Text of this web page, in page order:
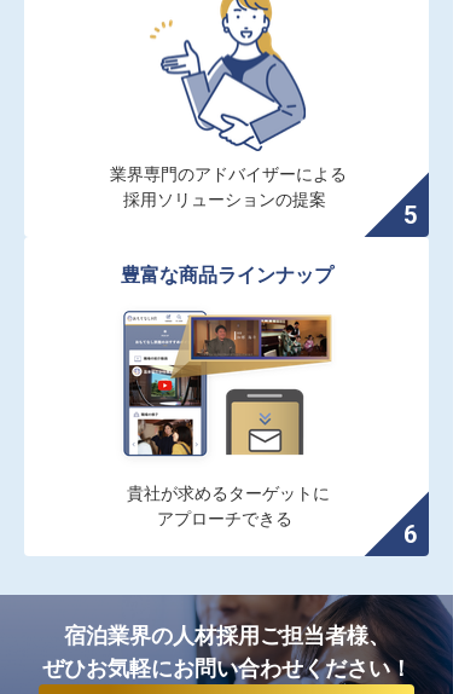
業界専門のアドバイザーによる
採用ソリューションの提案
豊富な商品ラインナップ
貴社が求めるターゲットに
アプローチできる
宿泊業界の人材採用ご担当者様、
ぜひお気軽にお問い合わせください！